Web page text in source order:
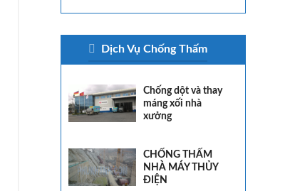
Dịch Vụ Chống Thấm
Chống dột và thay
máng xối nhà
xưởng
CHỐNG THẤM
NHÀ MÁY THỦY
ĐIỆN